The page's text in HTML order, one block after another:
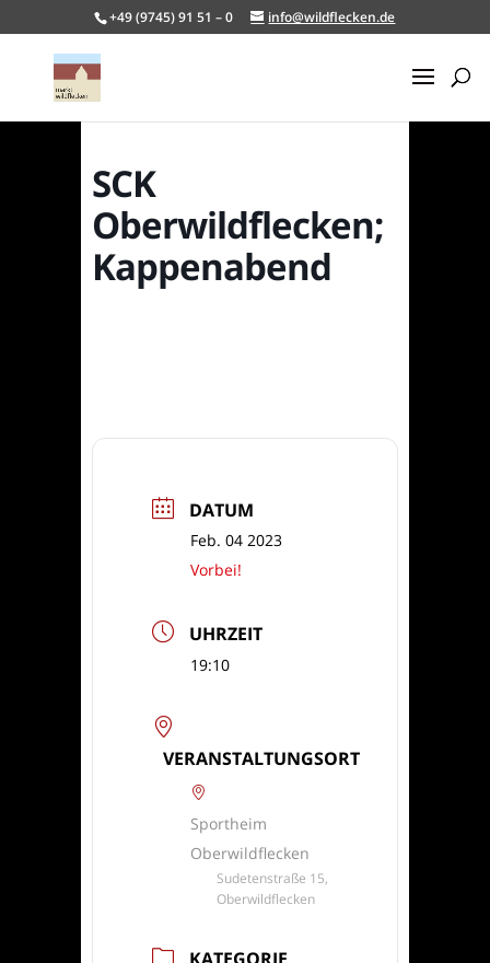
+49 (9745) 91 51 – 0 info@wildflecken.de
SCK
Oberwildflecken;
Kappenabend
DATUM
Feb. 04 2023
Vorbei!
UHRZEIT
19:10
VERANSTALTUNGSORT
Sportheim
Oberwildflecken
Sudetenstraße 15,
Oberwildflecken